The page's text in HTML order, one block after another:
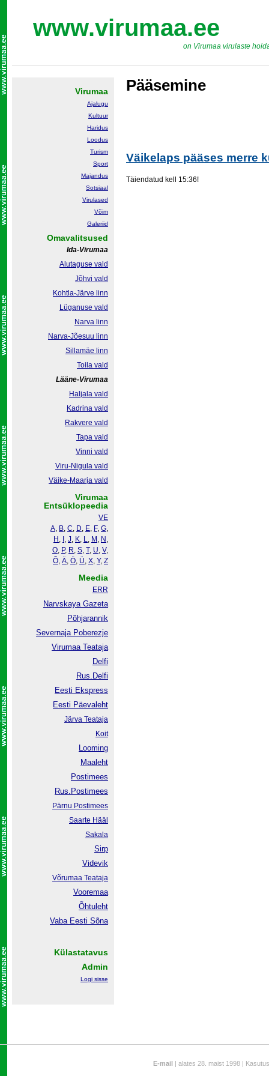
www.virumaa.ee
on Virumaa virulaste
Pääsemine
Väikelaps pääses merre
Täiendatud kell 15:36!
Virumaa
Ajalugu
Kultuur
Haridus
Loodus
Turism
Sport
Majandus
Sotsiaal
Virulased
Võim
Galeriid
Omavalitsused
Ida-Virumaa
Alutaguse vald
Jõhvi vald
Kohtla-Järve linn
Lüganuse vald
Narva linn
Narva-Jõesuu linn
Sillamäe linn
Toila vald
Lääne-Virumaa
Haljala vald
Kadrina vald
Rakvere vald
Tapa vald
Vinni vald
Viru-Nigula vald
Väike-Maarja vald
Virumaa
Entsüklopeedia
VE
A, B, C, D, E, F, G,
H , , J, K, L, M , N ,
O, P, R, S, T, U, V,
Õ, Ä, Ö, Ü, X, Y, Z
Meedia
ERR
Narvskaya Gazeta
Põhjarannik
Severnaja Poberezje
Virumaa Teataja
Delfi
Rus.Delfi
Eesti Ekspress
Eesti Päevaleht
Järva Teataja
Koit
Looming
Maaleht
Postimees
Rus.Postimees
Pärnu Postimees
Saarte Hääl
Sakala
Sirp
Videvik
Võrumaa Teataja
Vooremaa
Õhtuleht
Vaba Eesti Sõna
Külastatavus
Admin
Logi sisse
E-mail | alates 28. maist 1998 |